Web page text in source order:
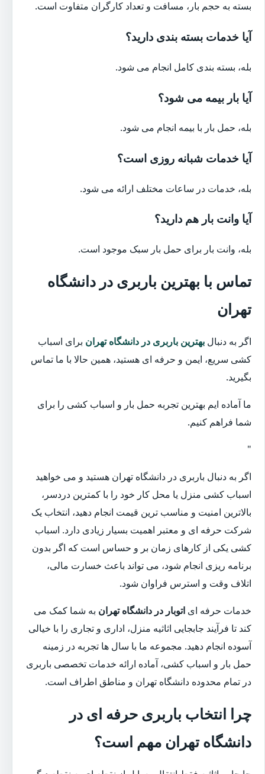
بسته به حجم بار، مسافت و تعداد کارگران متفاوت است.
آیا خدمات بسته بندی دارید؟
بله، بسته بندی کامل انجام می شود.
آیا بار بیمه می شود؟
بله، حمل بار با بیمه انجام می شود.
آیا خدمات شبانه روزی است؟
بله، خدمات در ساعات مختلف ارائه می شود.
آیا وانت بار هم دارید؟
بله، وانت بار برای حمل بار سبک موجود است.
تماس با بهترین باربری در دانشگاه
تهران
اگر به دنبال بهترین باربری در دانشگاه تهران برای اسباب
کشی سریع، ایمن و حرفه ای هستید، همین حالا با ما تماس
بگیرید.
ما آماده ایم بهترین تجربه حمل بار و اسباب کشی را برای
شما فراهم کنیم.
"
اگر به دنبال باربری در دانشگاه تهران هستید و می خواهید
اسباب کشی منزل یا محل کار خود را با کمترین دردسر،
بالاترین امنیت و مناسب ترین قیمت انجام دهید، انتخاب یک
شرکت حرفه ای و معتبر اهمیت بسیار زیادی دارد. اسباب
کشی یکی از کارهای زمان بر و حساس است که اگر بدون
برنامه ریزی انجام شود، می تواند باعث خسارت مالی،
اتلاف وقت و استرس فراوان شود.
خدمات حرفه ای اتوبار در دانشگاه تهران به شما کمک می
کند تا فرآیند جابجایی اثاثیه منزل، اداری و تجاری را با خیالی
آسوده انجام دهید. مجموعه ما با سال ها تجربه در زمینه
حمل بار و اسباب کشی، آماده ارائه خدمات تخصصی باربری
در تمام محدوده دانشگاه تهران و مناطق اطراف است.
چرا انتخاب باربری حرفه ای در
دانشگاه تهران مهم است؟